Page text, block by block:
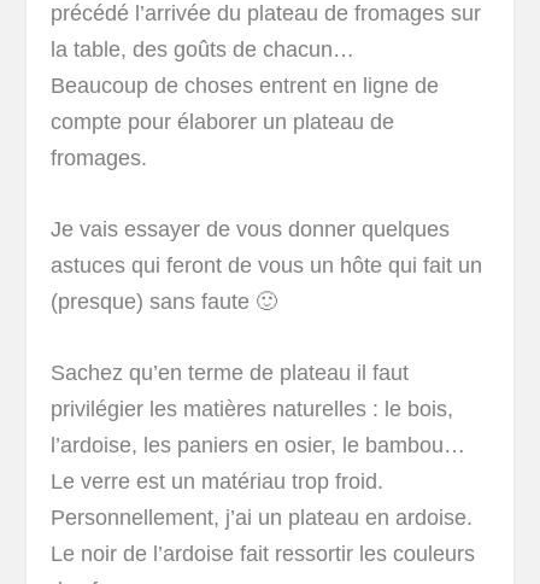
précédé l’arrivée du plateau de fromages sur
la table, des goûts de chacun…
Beaucoup de choses entrent en ligne de
compte pour élaborer un plateau de
fromages.
Je vais essayer de vous donner quelques
astuces qui feront de vous un hôte qui fait un
(presque) sans faute 🙂
Sachez qu’en terme de plateau il faut
privilégier les matières naturelles : le bois,
l’ardoise, les paniers en osier, le bambou…
Le verre est un matériau trop froid.
Personnellement, j’ai un plateau en ardoise.
Le noir de l’ardoise fait ressortir les couleurs